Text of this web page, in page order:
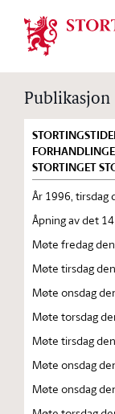
Publikasjon
STORTINGET
År 1996, tirsdag
Åpning av det
Møte fredag
Møte tirsdag
Møte onsdag
Møte torsdag
Møte tirsdag
Møte onsdag
Møte onsdag